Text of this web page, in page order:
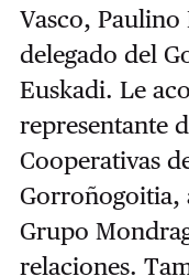
Vasco, Paulino
delegado del
Euskadi. Le
representante
Cooperativas
Gorroñogoitia,
Grupo
relaciones.